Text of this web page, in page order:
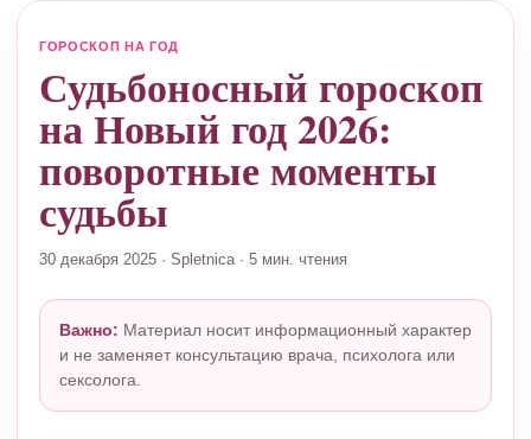
ГОРОСКОП НА ГОД
Судьбоносный гороскоп
на Новый год 2026:
поворотные моменты
судьбы
30 декабря 2025 · Spletnica · 5 мин. чтения
Важно: Материал носит информационный характер
и не заменяет консультацию врача, психолога или
сексолога.